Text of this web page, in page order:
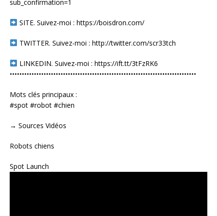
sub_confirmation=1
SITE. Suivez-moi : https://boisdron.com/
TWITTER. Suivez-moi : http://twitter.com/scr33tch
LINKEDIN. Suivez-moi : https://ift.tt/3tFzRK6
•••••••••••••••••••••••••••••••••••••••••••••••••••••••••••••••••••••••••••••
Mots clés principaux :
#spot #robot #chien
→ Sources Vidéos
Robots chiens
Spot Launch